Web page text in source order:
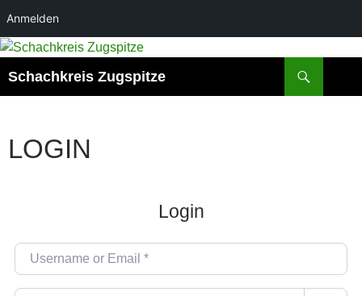
Anmelden
Zum
springen
Schachkreis Zugspitze
LOGIN
Login
Username or Email